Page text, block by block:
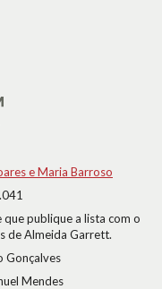
e Maria Barroso
que publique a lista com o
de Almeida Garrett.
Gonçalves
Mendes